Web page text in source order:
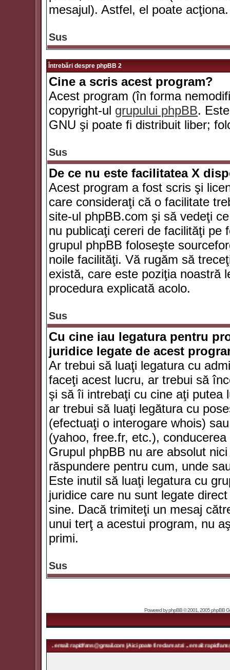
mesajul). Astfel, el poate acţiona.
Sus
Întrebări despre phpBB 2
Cine a scris acest program?
Acest program (în forma
copyright-ul grupului phpBB.
GNU şi poate fi distribuit liber;
Sus
De ce nu este facilitatea X
Acest program a fost scris şi
care consideraţi că o facilitate
site-ul phpBB.com şi să vedeţi
nu publicaţi cereri de facilităţi pe
grupul phpBB foloseşte
noile facilităţi. Vă rugăm să
există, care este poziţia noastră
procedura explicată acolo.
Sus
Cu cine iau legatura pentru
juridice legate de acest
Ar trebui să luaţi legatura cu
faceţi acest lucru, ar trebui să
şi să îi intrebaţi cu cine aţi putea
ar trebui să luaţi legătura cu
(efectuaţi o interogare whois)
(yahoo, free.fr, etc.),
Grupul phpBB nu are absolut
răspundere pentru cum, unde
Este inutil să luaţi legatura cu
juridice care nu sunt legate
sine. Dacă trimiteţi un mesaj
unui terţ a acestui program, nu
primi.
Sus
Powered byphpBB© 2001, 2005 phpBB
... email: rapidfans@gmail.com | Aici poate fi reclama ta! ... email: rapidfans@gmail.com